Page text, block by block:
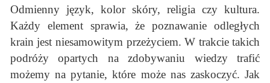
Odmienny język, kolor skóry, religia czy kultura.
Każdy element sprawia, że poznawanie odległych
krain jest niesamowitym przeżyciem. W trakcie takich
podróży opartych na zdobywaniu wiedzy trafić
możemy na pytanie, które może nas zaskoczyć. Jak